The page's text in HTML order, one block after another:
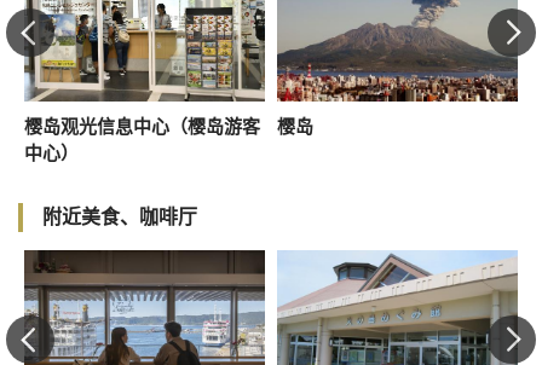
樱岛观光信息中心（樱岛游客
中心）
樱岛
附近美食、咖啡厅